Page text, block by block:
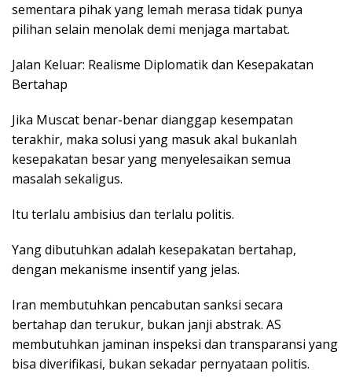
sementara pihak yang lemah merasa tidak punya
pilihan selain menolak demi menjaga martabat.
Jalan Keluar: Realisme Diplomatik dan Kesepakatan
Bertahap
Jika Muscat benar-benar dianggap kesempatan
terakhir, maka solusi yang masuk akal bukanlah
kesepakatan besar yang menyelesaikan semua
masalah sekaligus.
Itu terlalu ambisius dan terlalu politis.
Yang dibutuhkan adalah kesepakatan bertahap,
dengan mekanisme insentif yang jelas.
Iran membutuhkan pencabutan sanksi secara
bertahap dan terukur, bukan janji abstrak. AS
membutuhkan jaminan inspeksi dan transparansi yang
bisa diverifikasi, bukan sekadar pernyataan politis.